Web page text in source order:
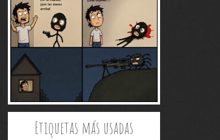
Etiquetas más usadas